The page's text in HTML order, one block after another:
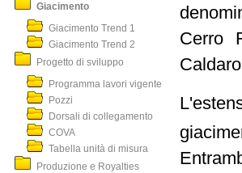
Giacimento
Giacimento Trend 1
Giacimento Trend 2
Progetto di sviluppo
Programma lavori vigente
Pozzi
Dorsali di collegamento
COVA
Tabella unità di misura
Produzione e Royalties
Cerro